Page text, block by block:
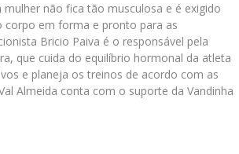
mulher não fica tão musculosa e é exigido
corpo em forma e pronto para as
Bricio Paiva é o responsável pela
que cuida do equilíbrio hormonal da atleta
e planeja os treinos de acordo com as
Almeida conta com o suporte da Vandinha